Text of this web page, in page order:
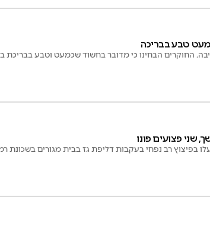
טבע בבריכה
החוקרים הבחינו כי מדובר בחשוד שכמעט וטבע בבריכת
שני פצועים פונו
בפיצוץ רב נפחי בעקבות דליפת גז בבית מגורים בשכונת